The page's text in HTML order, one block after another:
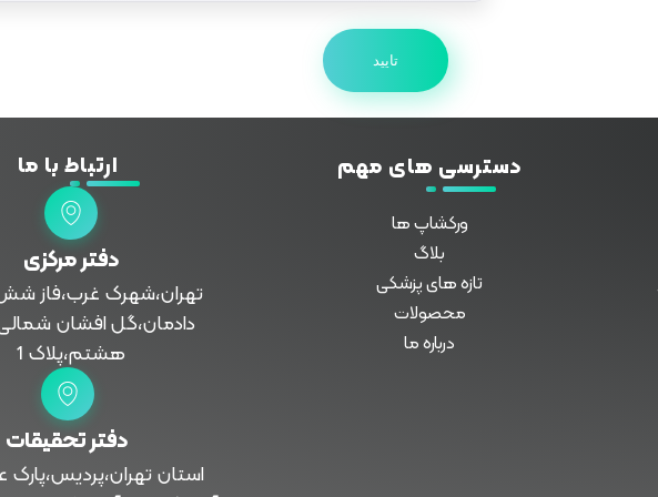
دسترسی های مهم
ورکشاپ ها
بلاگ
تازه های پزشکی
محصولات
درباره ما
ارتباط با ما
دفتر مرکزی
تهران،شهرک غرب،فاز
دادمان،گل افشان
هشتم،پلاک 1
دفتر تحقیقات
استان